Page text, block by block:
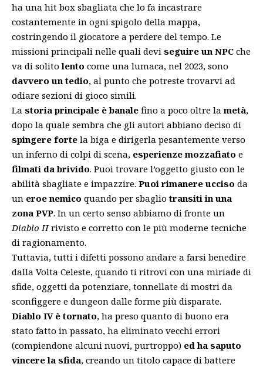
ha una hit box sbagliata che lo fa incastrare
costantemente in ogni spigolo della mappa,
costringendo il giocatore a perdere del tempo. Le
missioni principali nelle quali devi seguire un NPC che
va di solitolento come una lumaca, nel 2023, sono
davvero un tedio, al punto che potreste trovarvi ad
odiare sezioni di gioco simili.
La storia principale è banale fino a poco oltre lametà,
dopo la quale sembra che gli autori abbiano deciso di
spingere forte la biga e dirigerla pesantemente verso
un inferno di colpi di scena, esperienze mozzafiato e
filmati da brivido. Puoi trovare l’oggetto giusto con le
abilità sbagliate e impazzire. Puoi rimanere ucciso da
un eroe nemico quando per sbagliotransiti in una
zona PVP. In un certo senso abbiamo di fronte un
Diablo IIrivisto e corretto con le più moderne tecniche
di ragionamento.
Tuttavia, tutti i difetti possono andare a farsi benedire
dalla Volta Celeste, quando ti ritrovi con una miriade di
sfide, oggetti da potenziare, tonnellate di mostri da
sconfiggere e dungeon dalle forme più disparate.
Diablo IV è tornato, ha preso quanto di buono era
stato fatto in passato, ha eliminato vecchi errori
(compiendone alcuni nuovi, purtroppo) ed ha saputo
vincere la sfida, creando un titolo capace di battere